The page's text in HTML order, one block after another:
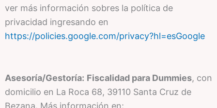
ver más información sobres la política de
privacidad ingresando en
https://policies.google.com/privacy?hl=esGoogle
Asesoría/Gestoría: Fiscalidad para Dummies, con
domicilio en La Roca 68, 39110 Santa Cruz de
Bezana. Más información en: